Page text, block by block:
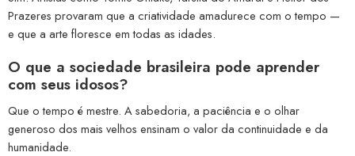
Prazeres provaram que a criatividade amadurece com o tempo —
e que a arte floresce em todas as idades.
O que a sociedade brasileira pode aprender
com seus idosos?
Que o tempo é mestre. A sabedoria, a paciência e o olhar
generoso dos mais velhos ensinam o valor da continuidade e da
humanidade.